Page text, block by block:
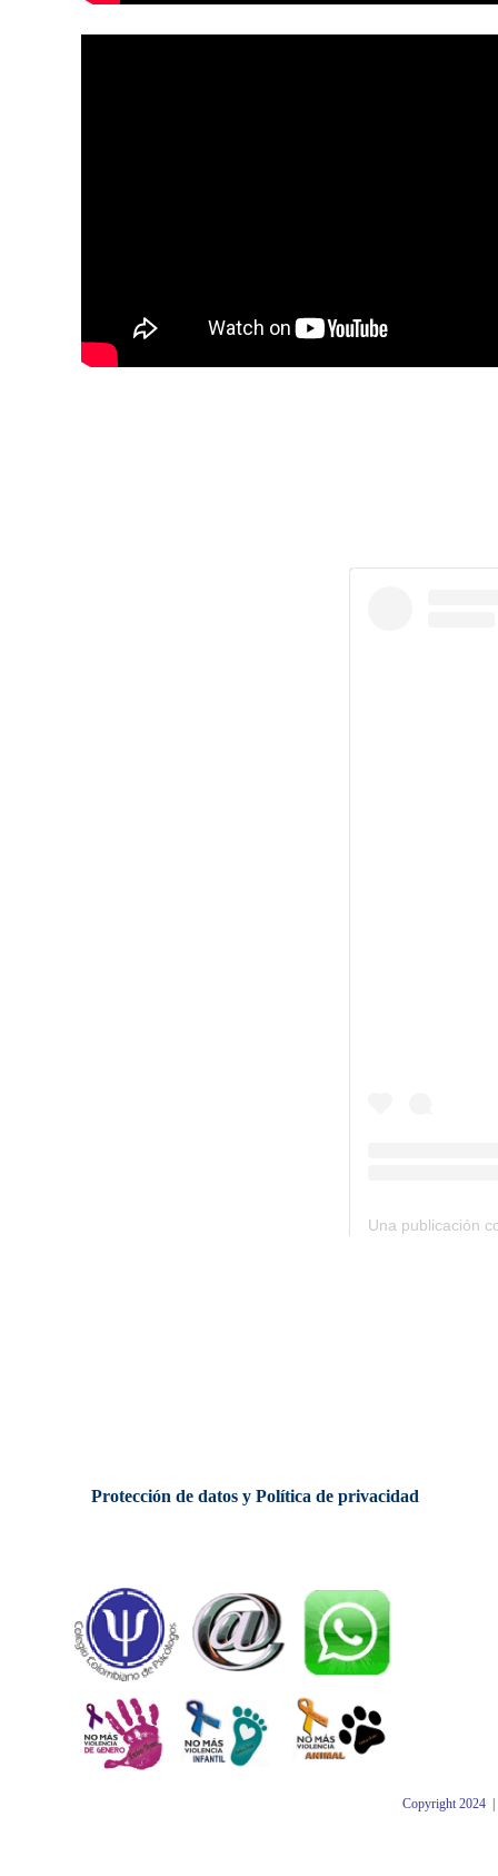
Copyright 2024|
Protección de datos y Política de privacidad